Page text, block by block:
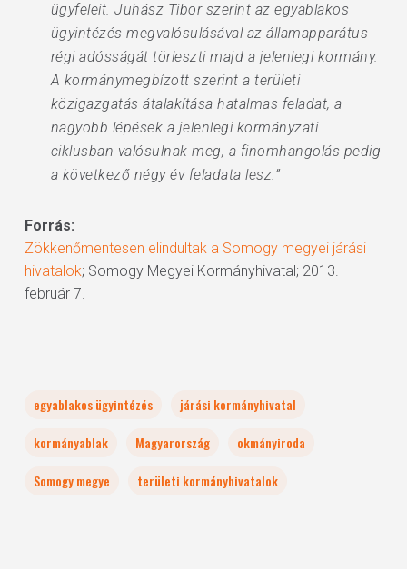
ügyfeleit. Juhász Tibor szerint az egyablakos
ügyintézés megvalósulásával az államapparátus
régi adósságát törleszti majd a jelenlegi kormány.
A kormánymegbízott szerint a területi
közigazgatás átalakítása hatalmas feladat, a
nagyobb lépések a jelenlegi kormányzati
ciklusban valósulnak meg, a finomhangolás pedig
a következő négy év feladata lesz.”
Forrás:
Zökkenőmentesen elindultak a Somogy megyei járási
hivatalok; Somogy Megyei Kormányhivatal; 2013.
február 7.
egyablakos ügyintézés
járási kormányhivatal
kormányablak
Magyarország
okmányiroda
Somogy megye
területi kormányhivatalok